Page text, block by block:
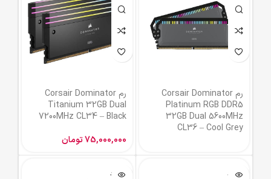
رم Corsair Dominator
Platinum RGB DDR5
32GB Dual 5600MHz
CL36 – ‌Cool Grey
رم Corsair Dominator
Titanium 32GB Dual
7200MHz CL34 – ‌Black
75,000,000تومان
ناموجود ناموجود